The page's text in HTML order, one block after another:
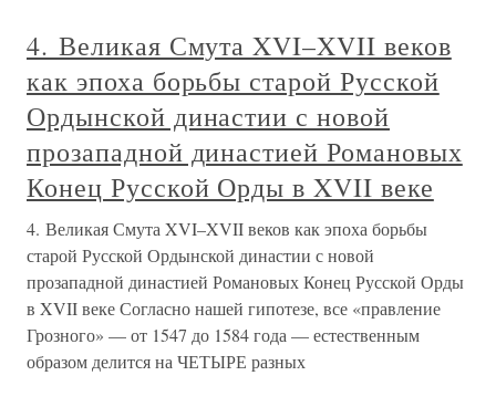
4. Великая Смута XVI–XVII веков
как эпоха борьбы старой Русской
Ордынской династии с новой
прозападной династией Романовых
Конец Русской Орды в XVII веке
4. Великая Смута XVI–XVII веков как эпоха борьбы
старой Русской Ордынской династии с новой
прозападной династией Романовых Конец Русской Орды
в XVII веке Согласно нашей гипотезе, все «правление
Грозного» — от 1547 до 1584 года — естественным
образом делится на ЧЕТЫРЕ разных